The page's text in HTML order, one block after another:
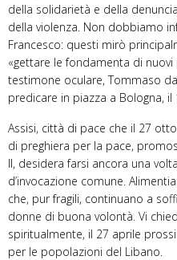
della solidarietà e della
della violenza. Non dobbiamo
Francesco: questi mirò
«gettare le fondamenta di
testimone oculare, Tommaso
predicare in piazza a Bologna, il
Assisi, città di pace che il 27
di preghiera per la pace,
II, desidera farsi ancora una
d’invocazione comune.
che, pur fragili, continuano a
donne di buona volontà. Vi
spiritualmente, il 27 aprile
per le popolazioni del Libano.